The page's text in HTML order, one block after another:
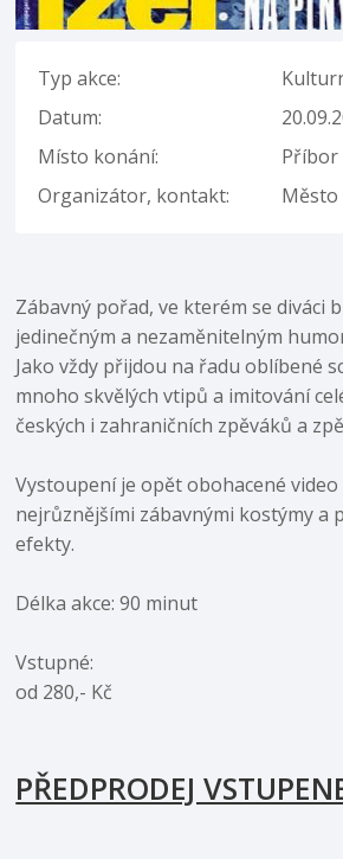
Typ akce:
Datum:
Místo konání:
Příbor
Organizátor, kontakt:
Zábavný pořad, ve kterém se diváci
jedinečným a nezaměnitelným
Jako vždy přijdou na řadu oblíbené
mnoho skvělých vtipů a imitování
českých i zahraničních zpěváků a
Vystoupení je opět obohacené
nejrůznějšími zábavnými kostýmy a
efekty.
Délka akce: 90 minut
Vstupné:
od 280,- Kč
PŘEDPRODEJ